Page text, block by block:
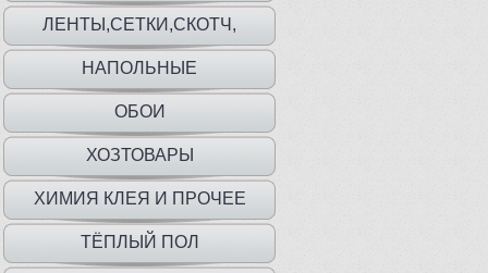
ЛЕНТЫ,СЕТКИ,СКОТЧ,
ПЛЕНКА,МЕШКИ
НАПОЛЬНЫЕ
ПОКРЫТИЯ,ПЛИНТУС,ПОРОГИ
ОБОИ
ХОЗТОВАРЫ
ХИМИЯ КЛЕЯ И ПРОЧЕЕ
ТЁПЛЫЙ ПОЛ